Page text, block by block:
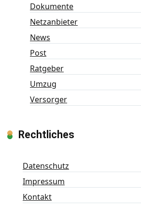
Dokumente
Netzanbieter
News
Post
Ratgeber
Umzug
Versorger
Rechtliches
Datenschutz
Impressum
Kontakt